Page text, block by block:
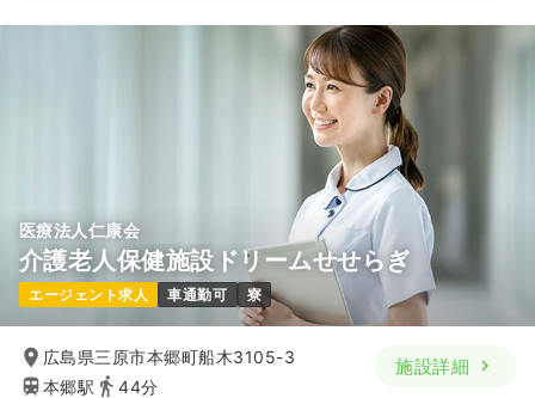
月給39万円以上可
詳細を見る
日勤のみ（常勤） 一時募集休止
給与 23.6〜35.9万円 /月 賞与4.5ヶ月
※一例
時間 8:30～17:30 （休憩60分）
オンコールあり
医療法人仁康会
介護老人保健施設ドリームせせらぎ
エージェント求人 車通勤可 寮
広島県三原市本郷町船木3105-3
本郷駅
44分
施設詳細